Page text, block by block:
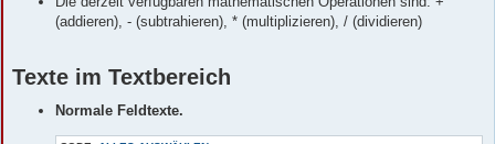
(addieren), - (subtrahieren), * (multiplizieren), / (dividieren)
Texte im Textbereich
Normale Feldtexte.